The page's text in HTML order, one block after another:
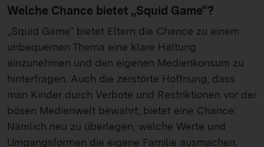
Welche Chance bietet „Squid Game“?
„Squid Game“ bietet Eltern die Chance zu einem
unbequemen Thema eine klare Haltung
einzunehmen und den eigenen Medienkonsum zu
hinterfragen. Auch die zerstörte Hoffnung, dass
man Kinder durch Verbote und Restriktionen vor der
bösen Medienwelt bewahrt, bietet eine Chance:
Nämlich neu zu überlegen, welche Werte und
Umgangsformen die eigene Familie ausmachen.